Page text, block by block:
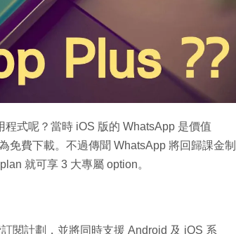
式呢？當時 iOS 版的 WhatsApp 是價值
免費下載。不過傳聞 WhatsApp 將回歸課金制
就可享 3 大專屬 option。
閱計劃，並將同時支援 Android 及 iOS 系